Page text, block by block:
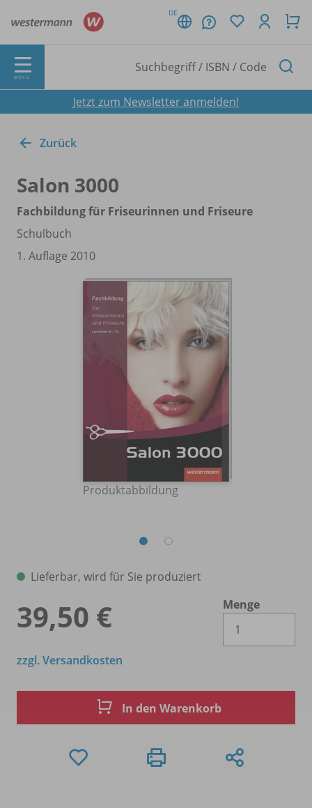
DE
MENÜ
Jetzt zum Newsletter anmelden!
Zurück
Salon 3000
Fachbildung für Friseurinnen und Friseure
Schulbuch
1. Auflage 2010
Produktabbildung
Lieferbar, wird für Sie produziert
39,50 €
Menge
zzgl. Versandkosten
In den Warenkorb